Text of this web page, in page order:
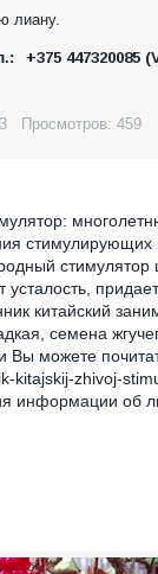
лиану.
+375 447320085
Просмотров: 459
китайский
семена
Вы можете
kitajskij-zhivoj-
информации об